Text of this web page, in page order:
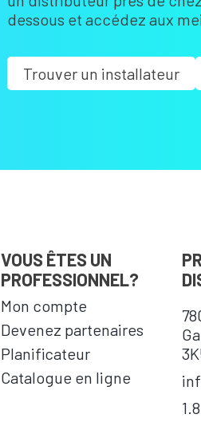
dessous et accédez aux
Trouver un installateur
VOUS ÊTES UN
PROFESSIONNEL?
Mon compte
Devenez partenaires
Planificateur
Catalogue en ligne